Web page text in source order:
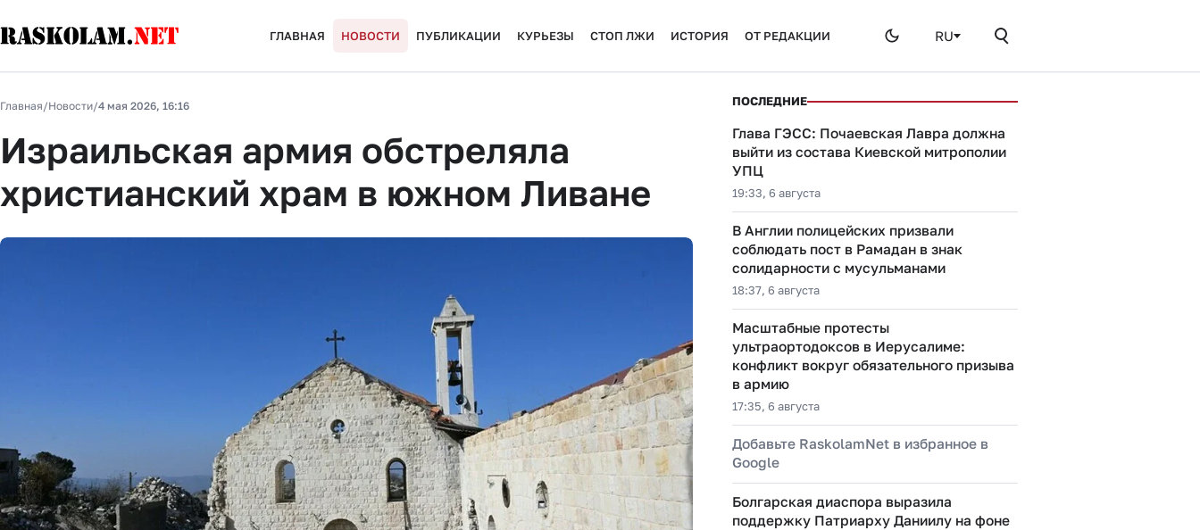
ГЛАВНАЯ НОВОСТИ ПУБЛИКАЦИИ КУРЬЕЗЫ СТОП ЛЖИ ИСТОРИЯ ОТ РЕДАКЦИИ RU
Главная/Новости/4 мая 2026, 16:16
Израильская армия обстреляла
христианский храм в южном Ливане
ПОСЛЕДНИЕ
Глава ГЭСС: Почаевская Лавра должна
выйти из состава Киевской митрополии
УПЦ
19:33, 6 августа
В Англии полицейских призвали
соблюдать пост в Рамадан в знак
солидарности с мусульманами
18:37, 6 августа
Масштабные протесты
ультраортодоксов в Иерусалиме:
конфликт вокруг обязательного призыва
в армию
17:35, 6 августа
Добавьте RaskolamNet в избранное в
Google
Болгарская диаспора выразила
поддержку Патриарху Даниилу на фоне